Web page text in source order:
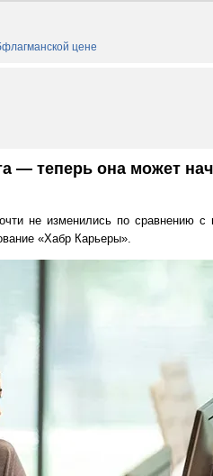
цене
— теперь она может
не изменились по сравнению
«Хабр Карьеры».